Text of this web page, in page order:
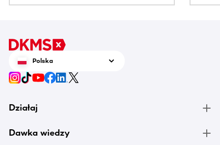
Polska
Działaj
Dawka wiedzy